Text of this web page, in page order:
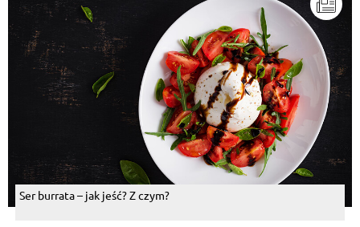
Ser burrata – jak jeść? Z czym?